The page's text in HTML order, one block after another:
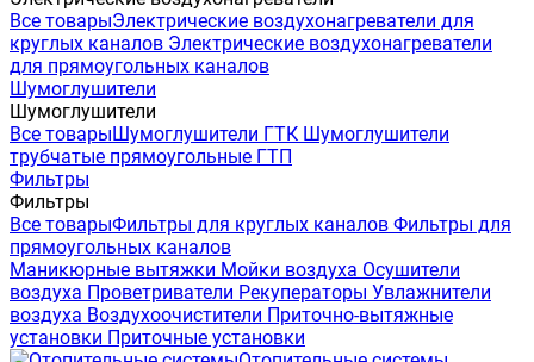
Все товарыЭлектрические воздухонагреватели для
круглых каналов Электрические воздухонагреватели
для прямоугольных каналов
Шумоглушители
Шумоглушители
Все товарыШумоглушители ГТК Шумоглушители
трубчатые прямоугольные ГТП
Фильтры
Фильтры
Все товарыФильтры для круглых каналов Фильтры для
прямоугольных каналов
Маникюрные вытяжки Мойки воздуха Осушители
воздуха Проветриватели Рекуператоры Увлажнители
воздуха Воздухоочистители Приточно-вытяжные
установки Приточные установки